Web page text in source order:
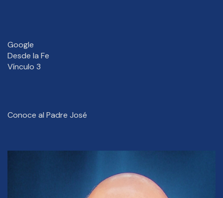
Google
Desde la Fe
Vínculo 3
Conoce al Padre José